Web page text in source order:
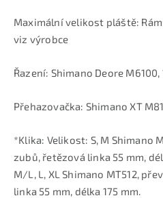
Maximální velikost pláště:
viz výrobce
Řazení: Shimano Deore
Přehazovačka: Shimano XT
*Klika: Velikost: S, M Shimano
zubů, řetězová linka 55 mm,
M/L, L, XL Shimano MT512,
linka 55 mm, délka 175 mm.